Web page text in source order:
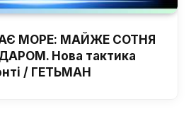
МОРЕ: МАЙЖЕ СОТНЯ
Нова тактика
/ ГЕТЬМАН